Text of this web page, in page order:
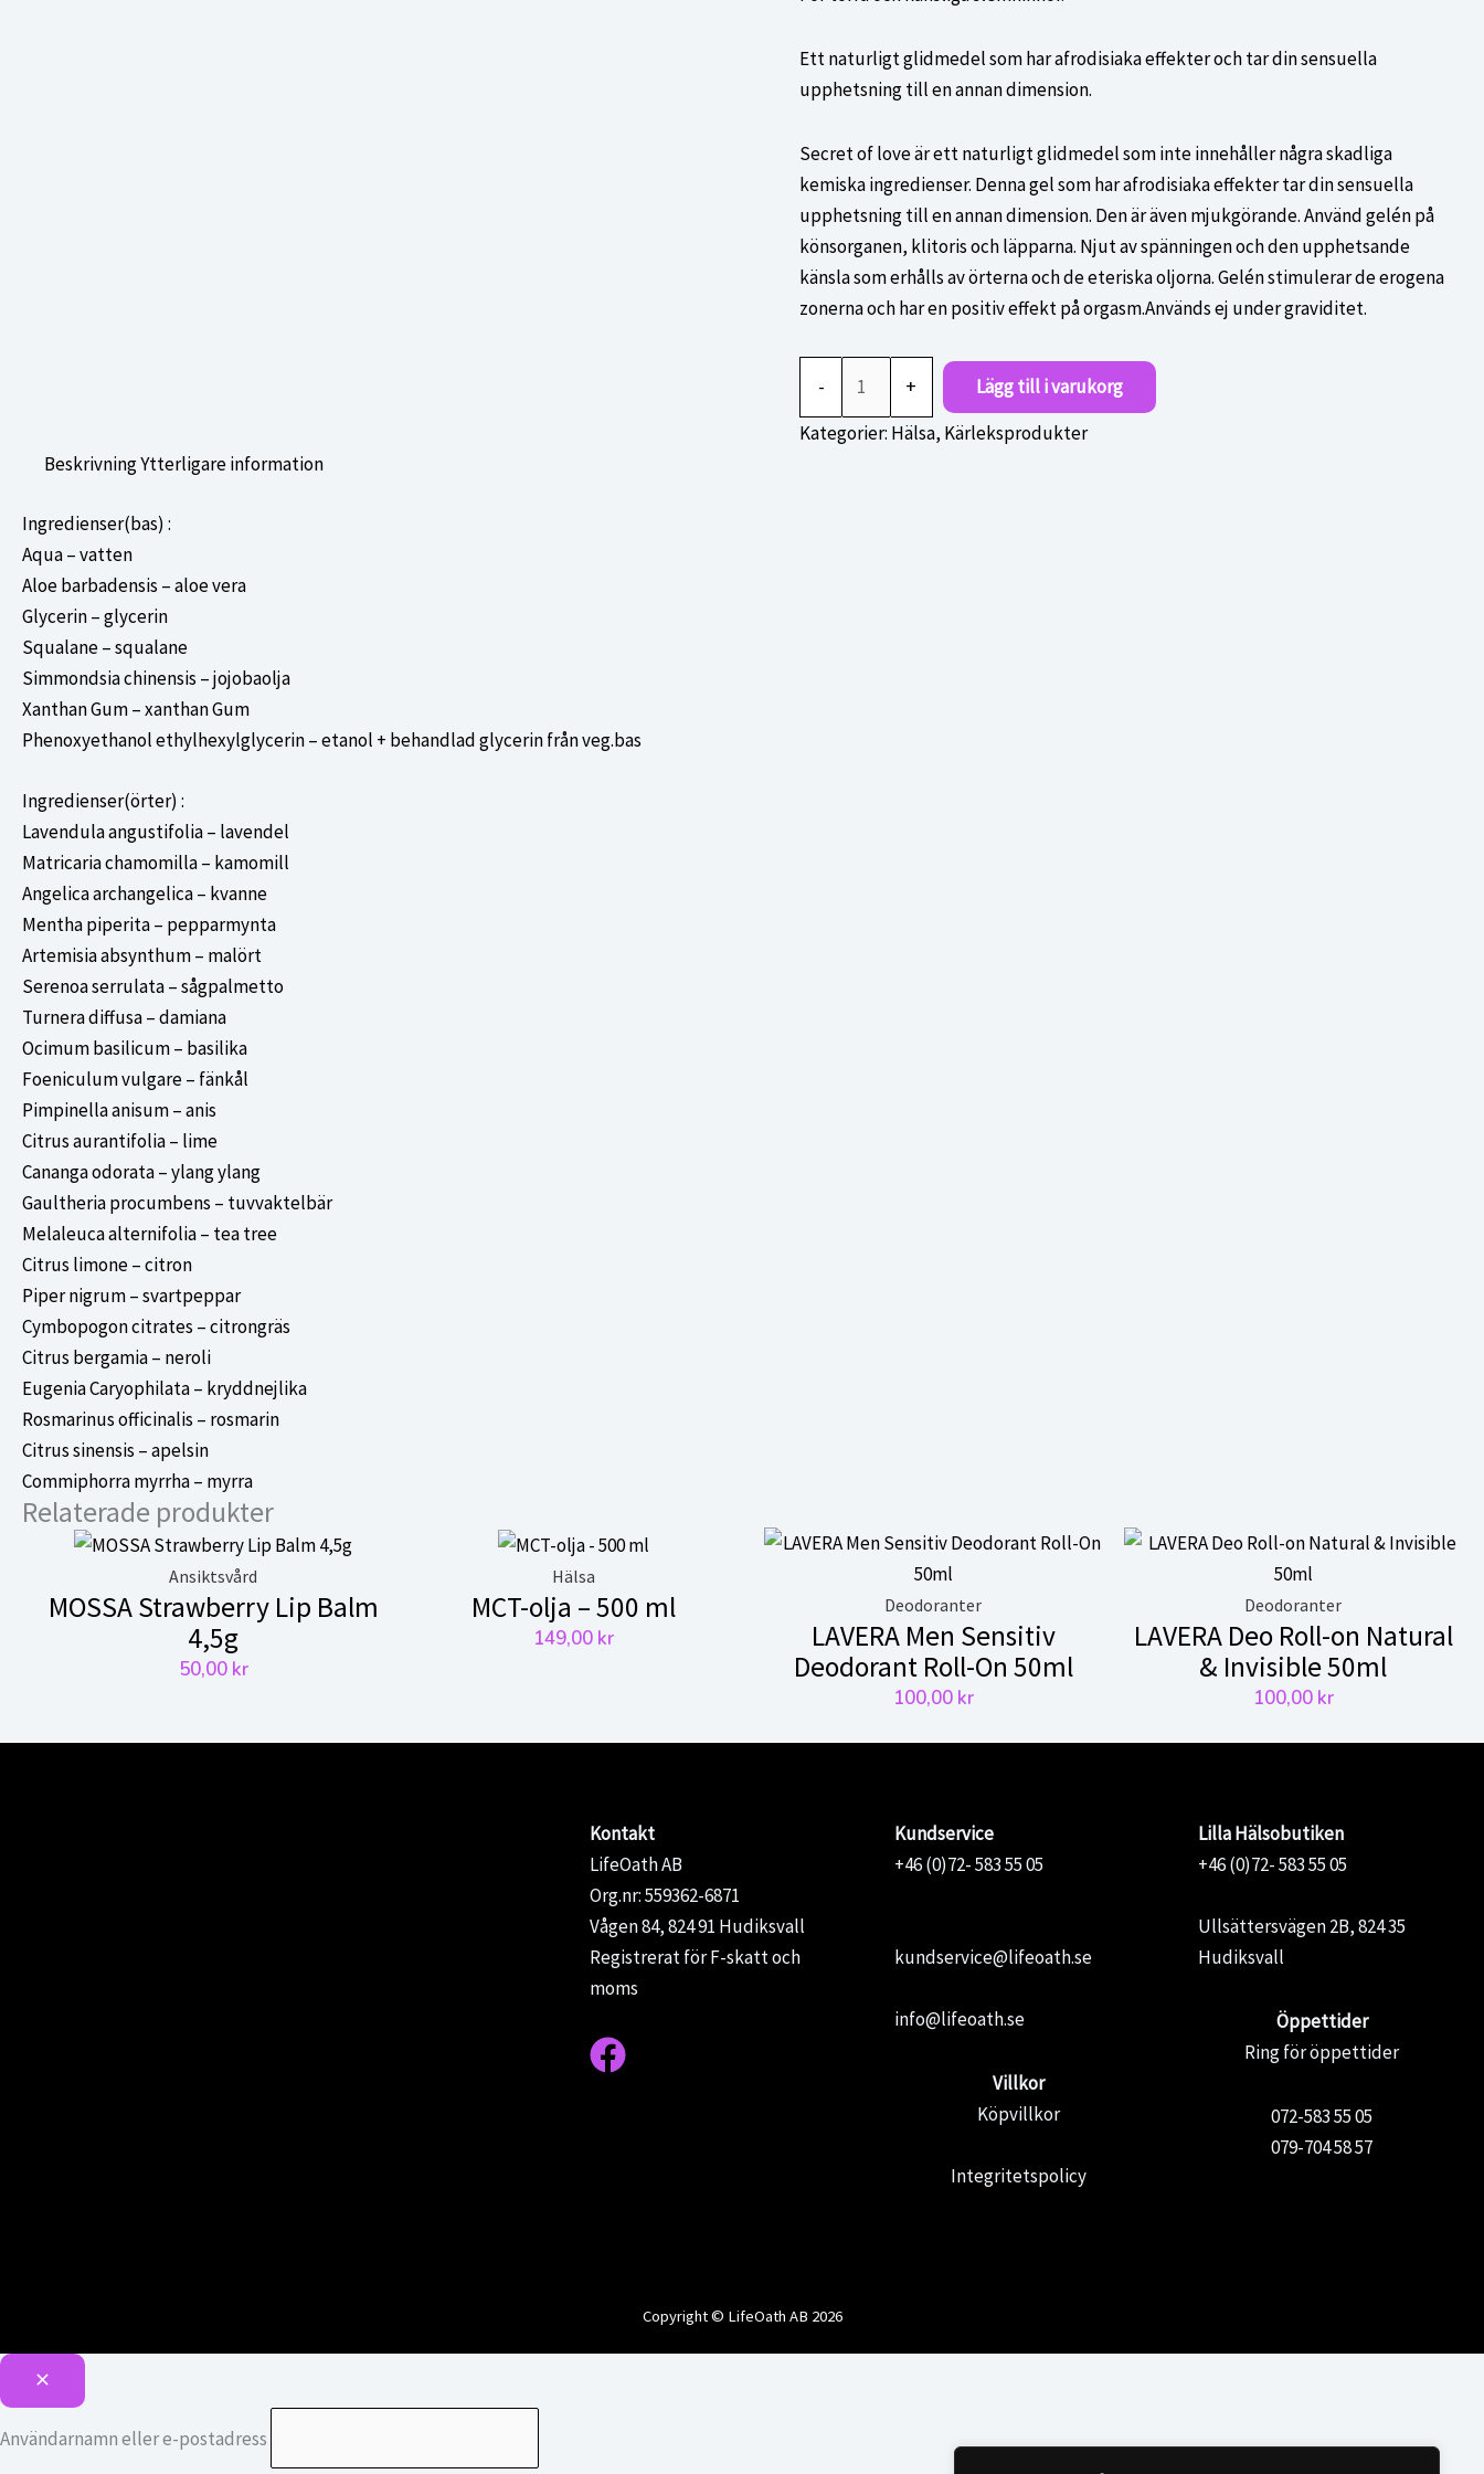
220,00 kr.200,00 kr.
Ett naturligt glidmedel som har afrodisiaka effekter och tar din sensuella
upphetsning till en annan dimension.
Secret of love är ett naturligt glidmedel som inte innehåller några skadliga
kemiska ingredienser. Denna gel som har afrodisiaka effekter tar din sensuella
upphetsning till en annan dimension. Den är även mjukgörande. Använd gelén på
könsorganen, klitoris och läpparna. Njut av spänningen och den upphetsande
känsla som erhålls av örterna och de eteriska oljorna. Gelén stimulerar de erogena
zonerna och har en positiv effekt på orgasm.Används ej under graviditet.
-
Love
+
Lägg till i varukorg
Kategorier: Hälsa, Kärleksprodukter
BeskrivningYtterligare information
Ingredienser(bas) :
Aqua – vatten
Aloe barbadensis – aloe vera
Glycerin – glycerin
Squalane – squalane
Simmondsia chinensis – jojobaolja
Xanthan Gum – xanthan Gum
Phenoxyethanol ethylhexylglycerin – etanol + behandlad glycerin från veg.bas
Ingredienser(örter) :
Lavendula angustifolia – lavendel
Matricaria chamomilla – kamomill
Angelica archangelica – kvanne
Mentha piperita – pepparmynta
Artemisia absynthum – malört
Serenoa serrulata – sågpalmetto
Turnera diffusa – damiana
Ocimum basilicum – basilika
Foeniculum vulgare – fänkål
Pimpinella anisum – anis
Citrus aurantifolia – lime
Cananga odorata – ylang ylang
Gaultheria procumbens – tuvvaktelbär
Melaleuca alternifolia – tea tree
Citrus limone – citron
Piper nigrum – svartpeppar
Cymbopogon citrates – citrongräs
Citrus bergamia – neroli
Eugenia Caryophilata – kryddnejlika
Rosmarinus officinalis – rosmarin
Citrus sinensis – apelsin
Commiphorra myrrha – myrra
Relaterade produkter
Ansiktsvård
MOSSA Strawberry Lip Balm
4,5g
50,00 kr
Hälsa
MCT-olja – 500 ml
149,00 kr
Deodoranter
LAVERA Men Sensitiv
Deodorant Roll-On 50ml
100,00 kr
Deodoranter
LAVERA Deo Roll-on Natural
& Invisible 50ml
100,00 kr
Kontakt
LifeOath AB
Org.nr: 559362-6871
Vågen 84, 824 91 Hudiksvall
Registrerat för F-skatt och
moms
Kundservice
+46 (0)72- 583 55 05
kundservice@lifeoath.se
info@lifeoath.se
Villkor
Köpvillkor
Integritetspolicy
Lilla Hälsobutiken
+46 (0)72- 583 55 05
Ullsättersvägen 2B, 824 35
Hudiksvall
Öppettider
Ring för öppettider
072-583 55 05
079-704 58 57
Copyright © LifeOath AB 2026
Användarnamn eller e-postadress